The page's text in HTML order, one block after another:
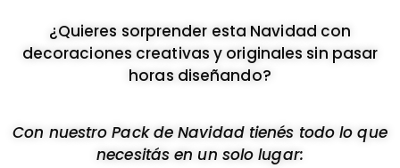
¿Quieres sorprender esta Navidad con
decoraciones creativas y originales sin pasar
horas diseñando?
Con nuestro Pack de Navidad tienés todo lo que
necesitás en un solo lugar: